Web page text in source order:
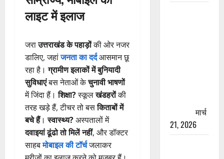
लाइट में इलाज
जराउत्तराखंड के पहाड़ोंकी ओर नजर
डालिए, जहांजनता का दर्दआसमान छू
रहा है।ग्रामीण इलाकों में बुनियादी
सुविधाएंबस नेताओं केचुनावी भाषणों
में जिंदा हैं।शिक्षा?स्कूलखंडहरोंकी
तरह खड़े हैं, टीचर तो बसकिताबों में
बचे हैं।स्वास्थ्य?अस्पतालों में
दवाइयां ढूंढो तो मिलें नहीं, और डॉक्टर
साहबमोबाइल की टॉर्चजलाकर
मार्च
21, 2026